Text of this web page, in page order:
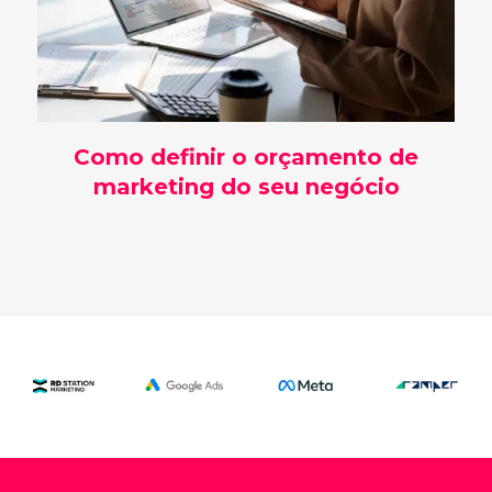
Como definir o orçamento de
marketing do seu negócio